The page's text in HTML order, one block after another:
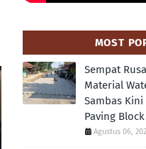
MOST
Sempat
Material
Sambas
Paving Block
Agustus 06,